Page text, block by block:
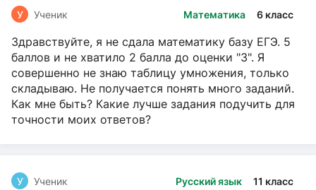
Математика 6 класс
У Ученик
Здравствуйте, я не сдала математику базу ЕГЭ. 5
баллов и не хватило 2 балла до оценки "3". Я
совершенно не знаю таблицу умножения, только
складываю. Не получается понять много заданий.
Как мне быть? Какие лучше задания подучить для
точности моих ответов?
Русский язык 11 класс
У Ученик